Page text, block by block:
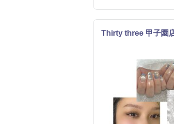
Thirty three 甲子園